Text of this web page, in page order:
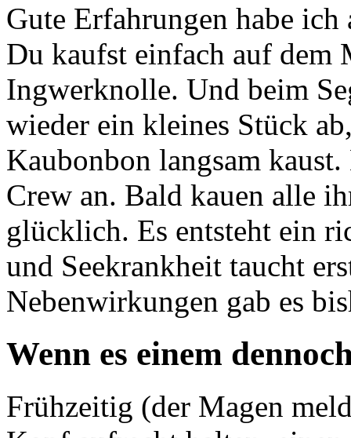
Gute Erfahrungen habe
Du kaufst einfach auf dem
Ingwerknolle. Und beim
wieder ein kleines Stück
Kaubonbon langsam
Crew an. Bald kauen alle
glücklich. Es entsteht ein
und Seekrankheit taucht
Nebenwirkungen gab es
Wenn es einem
Frühzeitig (der Magen